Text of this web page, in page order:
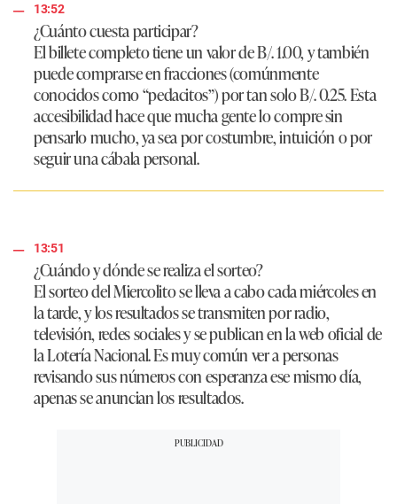
13:52
¿Cuánto cuesta participar?
El billete completo tiene un valor de B/. 1.00, y también
puede comprarse en fracciones (comúnmente
conocidos como “pedacitos”) por tan solo B/. 0.25. Esta
accesibilidad hace que mucha gente lo compre sin
pensarlo mucho, ya sea por costumbre, intuición o por
seguir una cábala personal.
13:51
¿Cuándo y dónde se realiza el sorteo?
El sorteo del Miercolito se lleva a cabo cada miércoles en
la tarde, y los resultados se transmiten por radio,
televisión, redes sociales y se publican en la web oficial de
la Lotería Nacional. Es muy común ver a personas
revisando sus números con esperanza ese mismo día,
apenas se anuncian los resultados.